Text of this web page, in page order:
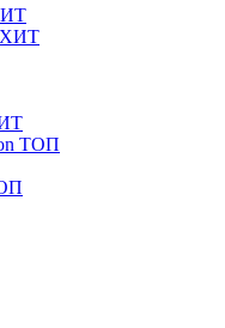
ХИТ
ТОП